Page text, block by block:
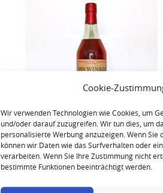
Cookie-
Wir verwenden Technologien wie Cookies, um
und/oder darauf zuzugreifen. Wir tun dies, um
personalisierte Werbung anzuzeigen. Wenn Sie
können wir Daten wie das Surfverhalten oder
verarbeiten. Wenn Sie Ihre Zustimmung nicht
bestimmte Funktionen beeinträchtigt werden.
Van Winkle Family Reserve Rye
13 Years Old Whiskey